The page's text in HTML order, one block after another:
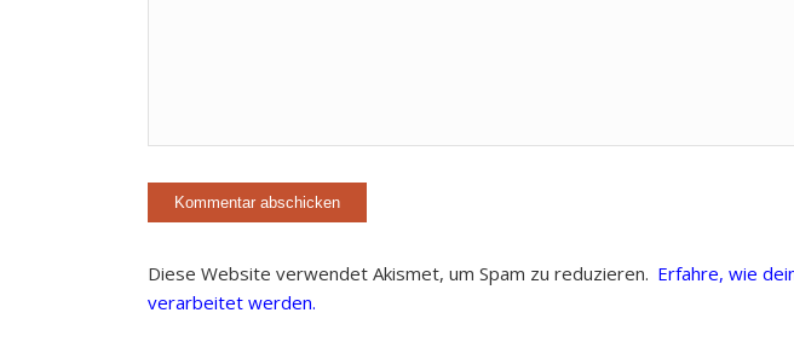
Diese Website verwendet Akismet, um Spam zu reduzieren. Erfahre, wie
verarbeitet werden.